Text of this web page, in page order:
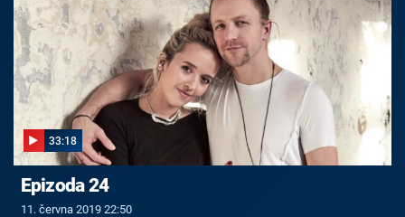
33:18
Epizoda 24
11. června 2019 22:50